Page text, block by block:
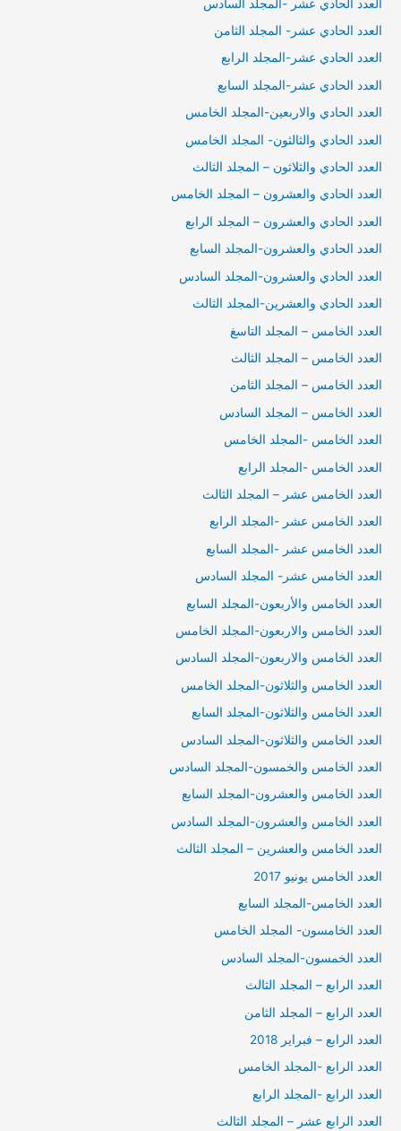
العدد الحادي عشر -المجلد السادس
العدد الحادي عشر- المجلد الثامن
العدد الحادي عشر-المجلد الرابع
العدد الحادي عشر-المجلد السابع
العدد الحادي والاربعين-المجلد الخامس
العدد الحادي والثالثون- المجلد الخامس
العدد الحادي والثلاثون – المجلد الثالث
العدد الحادي والعشرون – المجلد الخامس
العدد الحادي والعشرون – المجلد الرابع
العدد الحادي والعشرون-المجلد السابع
العدد الحادي والعشرون-المجلد السادس
العدد الحادي والعشرين-المجلد الثالث
العدد الخامس – المجلد التاسغ
العدد الخامس – المجلد الثالث
العدد الخامس – المجلد الثامن
العدد الخامس – المجلد السادس
العدد الخامس -المجلد الخامس
العدد الخامس -المجلد الرابع
العدد الخامس عشر – المجلد الثالث
العدد الخامس عشر -المجلد الرابع
العدد الخامس عشر -المجلد السابع
العدد الخامس عشر- المجلد السادس
العدد الخامس والأربعون-المجلد السابع
العدد الخامس والاربعون-المجلد الخامس
العدد الخامس والاربعون-المجلد السادس
العدد الخامس والثلاثون-المجلد الخامس
العدد الخامس والثلاثون-المجلد السابع
العدد الخامس والثلاثون-المجلد السادس
العدد الخامس والخمسون-المجلد السادس
العدد الخامس والعشرون-المجلد السابع
العدد الخامس والعشرون-المجلد السادس
العدد الخامس والعشرين – المجلد الثالث
العدد الخامس يونيو 2017
العدد الخامس-المجلد السابع
العدد الخامسون- المجلد الخامس
العدد الخمسون-المجلد السادس
العدد الرابع – المجلد الثالث
العدد الرابع – المجلد الثامن
العدد الرابع – فبراير 2018
العدد الرابع -المجلد الخامس
العدد الرابع -المجلد الرابع
العدد الرابع عشر – المجلد الثالث